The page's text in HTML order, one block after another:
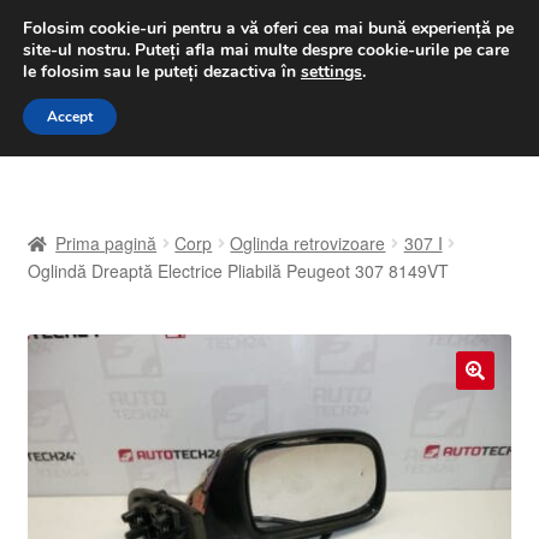
LIVRARE de la 33 lei
luni-vineri 9 a.m. - 4 p.m.031 229 6816
Sari
Sari
A lua legatura
Despre noi
Finalizare comandă
Prima pagină Corp Oglinda retrovizoare
307 I
Oglindă Dreaptă Electrice Pliabilă Peugeot 307 8149VT
Folosim cookie-uri pentru a vă oferi cea mai bună experiență pe
site-ul nostru. Puteți afla mai multe despre cookie-urile pe care
le folosim sau le puteți dezactiva în settings.
Accept